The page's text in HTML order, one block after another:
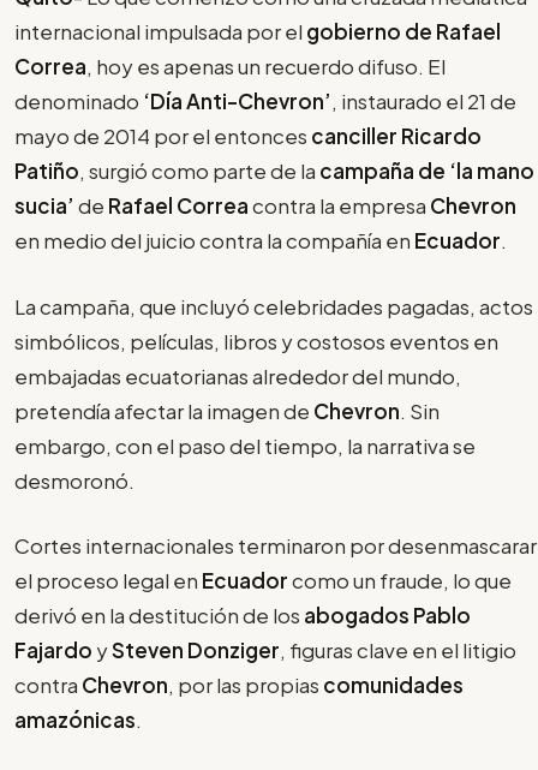
internacional impulsada por el gobierno de Rafael
Correa, hoy es apenas un recuerdo difuso. El
denominado ‘Día Anti-Chevron’, instaurado el 21 de
mayo de 2014 por el entonces canciller Ricardo
Patiño, surgió como parte de la campaña de ‘la mano
sucia’ de Rafael Correacontra la empresa Chevron
en medio del juicio contra la compañía en Ecuador.
La campaña, que incluyó celebridades pagadas, actos
simbólicos, películas, libros y costosos eventos en
embajadas ecuatorianas alrededor del mundo,
pretendía afectar la imagen de Chevron. Sin
embargo, con el paso del tiempo, la narrativa se
desmoronó.
Cortes internacionales terminaron por desenmascarar
el proceso legal en Ecuadorcomo un fraude, lo que
derivó en la destitución de los abogados Pablo
Fajardo ySteven Donziger, figuras clave en el litigio
contra Chevron, por las propias comunidades
amazónicas.